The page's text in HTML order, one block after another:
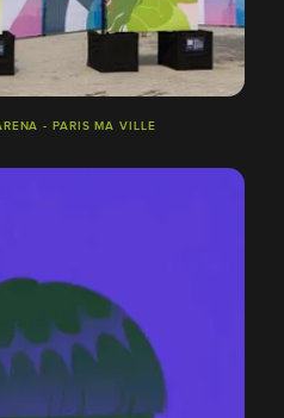
- PARIS MA VILLE